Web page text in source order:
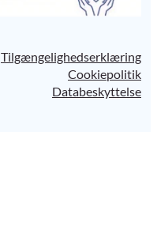
Tilgængelighedserklæring
Cookiepolitik
Databeskyttelse